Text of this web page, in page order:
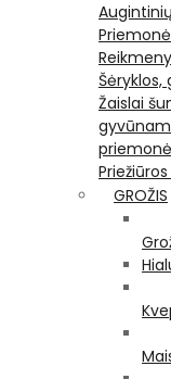
Šėryklos,
Žaislai
GROŽIS